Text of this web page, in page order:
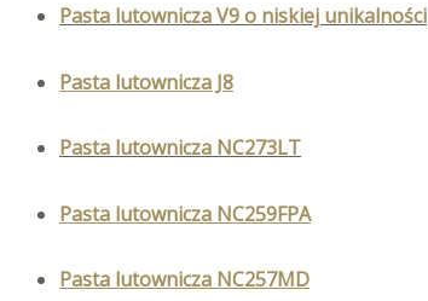
Pasta lutownicza V9 o niskiej unikalności
Pasta lutownicza J8
Pasta lutownicza NC273LT
Pasta lutownicza NC259FPA
Pasta lutownicza NC257MD